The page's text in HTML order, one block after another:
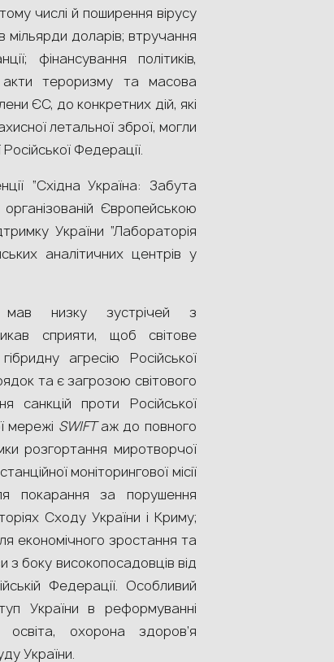
числі й поширення вірусу
мільярди доларів; втручання
фінансування політиків,
акти тероризму та масова
ЄС, до конкретних дій, які
летальної зброї, могли
Федерації.
“Східна Україна: Забута
Європейською
України “Лабораторія
аналітичних центрів у
низку зустрічей з
сприяти, щоб світове
агресію Російської
та є загрозою світового
санкцій проти Російської
мережі SWIFTаж до повного
розгортання миротворчої
моніторингової місії
покарання за порушення
Сходу України і Криму;
економічного зростання та
боку високопосадовців від
Федерації. Особливий
України в реформуванні
охорона здоров’я
України.